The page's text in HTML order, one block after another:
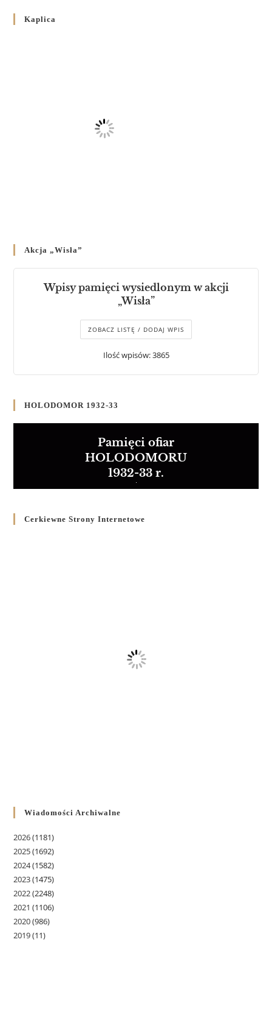
Володимира Р. Ющака про вживання друкованих книг
на публічних богослужіннях
Kaplica
Akcja „Wisła”
Wpisy pamięci wysiedlonym w akcji
„Wisła”
ZOBACZ LISTĘ / DODAJ WPIS
Ilość wpisów: 3865
HOLODOMOR 1932-33
Pamięci ofiar
HOLODOMORU
1932-33 r.
Cerkiewne Strony Internetowe
Wiadomości Archiwalne
2026(1181)
2025(1692)
2024(1582)
2023(1475)
2022(2248)
2021 (1106)
2020(986)
2019(11)